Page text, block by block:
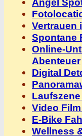
Angel
Vertrauen
Spontane
Online-
Abenteuer
Digital
Video
E-Bike
Wellness